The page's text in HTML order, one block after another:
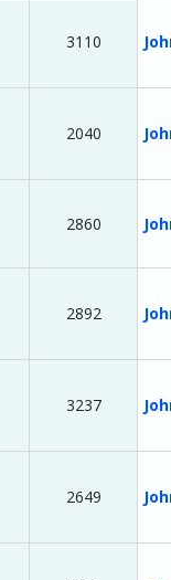
3110
2040
2860
2892
3237
2649